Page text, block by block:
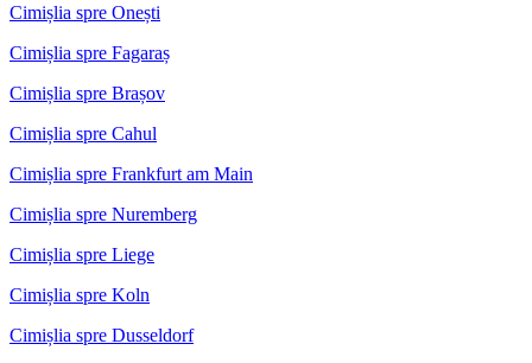
Cimișlia spre Onești
Cimișlia spre Fagaraș
Cimișlia spre Brașov
Cimișlia spre Cahul
Cimișlia spre Frankfurt am Main
Cimișlia spre Nuremberg
Cimișlia spre Liege
Cimișlia spre Koln
Cimișlia spre Dusseldorf